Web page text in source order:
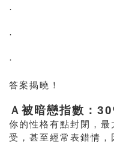
·
·
·
答案揭曉！
Ａ被暗戀指數：
你的性格有點封閉，
受，甚至經常表錯情